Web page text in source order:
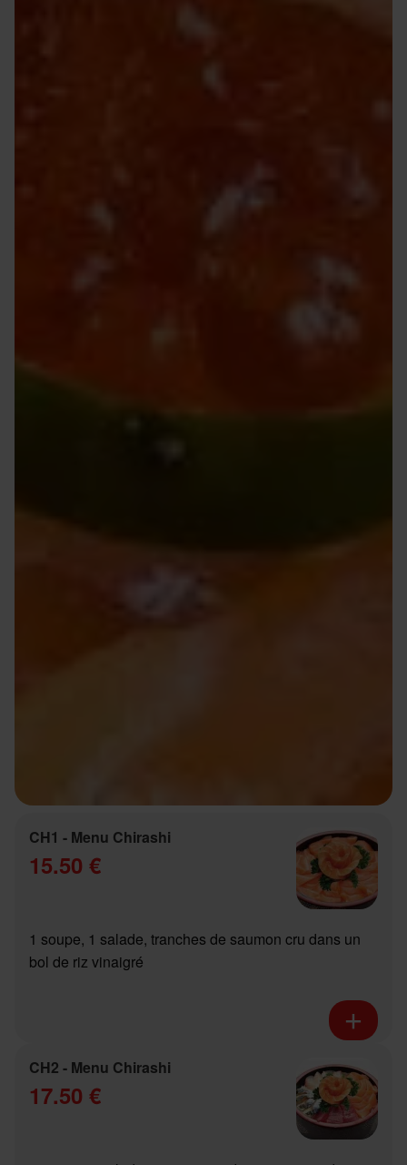
CH1 - Menu Chirashi
15.50 €
1 soupe, 1 salade, tranches de saumon cru dans un
bol de riz vinaigré
CH2 - Menu Chirashi
17.50 €